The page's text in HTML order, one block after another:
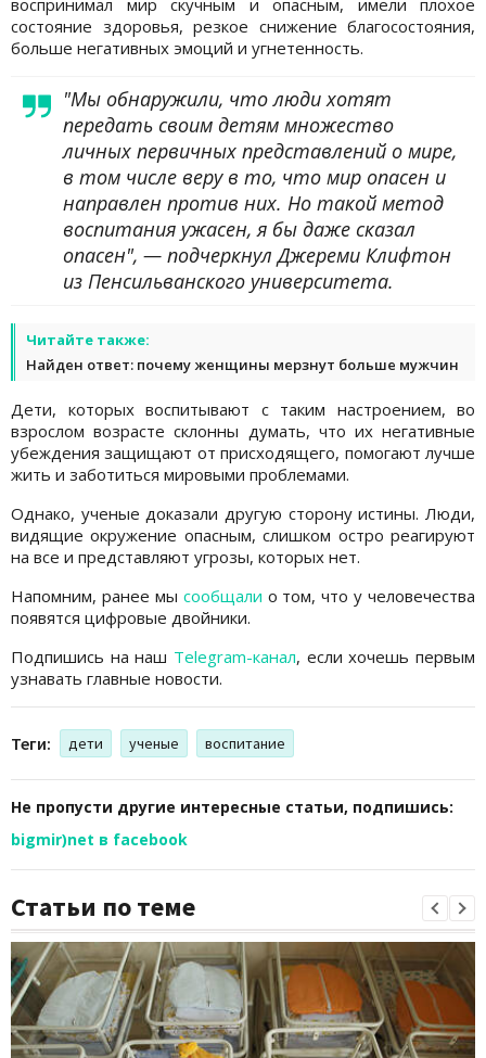
состояние здоровья, резкое снижение благосостояния,
больше негативных эмоций и угнетенность.
"Мы обнаружили, что люди хотят
передать своим детям множество
личных первичных представлений о мире,
в том числе веру в то, что мир опасен и
направлен против них. Но такой метод
воспитания ужасен, я бы даже сказал
опасен", — подчеркнул Джереми Клифтон
из Пенсильванского университета.
Читайте также:
Найден ответ: почему женщины мерзнут больше мужчин
Дети, которых воспитывают с таким настроением, во
взрослом возрасте склонны думать, что их негативные
убеждения защищают от присходящего, помогают лучше
жить и заботиться мировыми проблемами.
Однако, ученые доказали другую сторону истины. Люди,
видящие окружение опасным, слишком остро реагируют
на все и представляют угрозы, которых нет.
Напомним, ранее мы сообщали о том, что у человечества
появятся цифровые двойники.
Подпишись на наш Telegram-канал, если хочешь первым
узнавать главные новости.
Теги: дети ученые воспитание
Не пропусти другие интересные статьи, подпишись:
bigmir)net в facebook
Статьи по теме